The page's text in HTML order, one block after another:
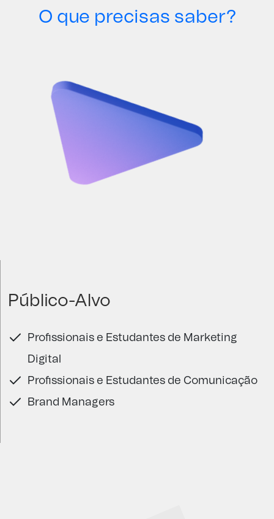
O que precisas saber?
Público-Alvo
Profissionais e Estudantes de Marketing
Digital
Profissionais e Estudantes de Comunicação
Brand Managers